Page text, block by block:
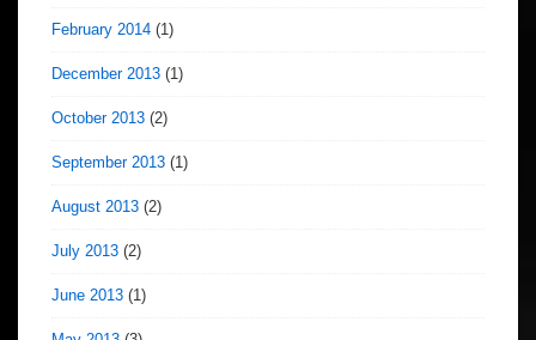
February 2014 (1)
December 2013 (1)
October 2013 (2)
September 2013 (1)
August 2013 (2)
July 2013 (2)
June 2013 (1)